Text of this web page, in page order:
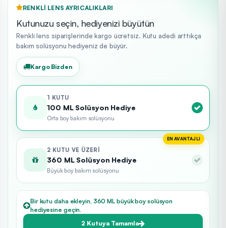
RENKLI LENS AYRICALIKLARI
Kutunuzu seçin, hediyenizi büyütün
Renkli lens siparişlerinde kargo ücretsiz. Kutu adedi arttıkça
bakım solüsyonu hediyeniz de büyür.
Kargo Bizden
1 KUTU
100 ML Solüsyon Hediye
Orta boy bakım solüsyonu
EN AVANTAJLI
2 KUTU VE ÜZERI
360 ML Solüsyon Hediye
Büyük boy bakım solüsyonu
Bir kutu daha ekleyin, 360 ML büyük boy solüsyon
hediyesine geçin.
2 Kutuya Tamamla